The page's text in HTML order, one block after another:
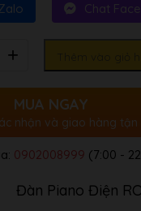
Chat
MUA NGAY
nhận và giao hàng tận
0902008999 (7:00 -
Đàn Piano Điện